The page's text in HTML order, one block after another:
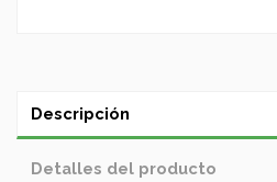
Descripción
Detalles del producto